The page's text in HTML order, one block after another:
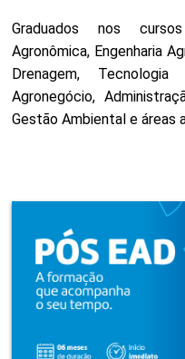
Graduados nos
Agronômica, Engenharia
Drenagem,
Agronegócio,
Gestão Ambiental e áreas